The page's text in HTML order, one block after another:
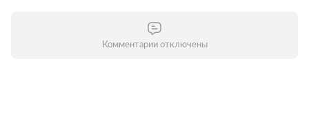
Комментарии отключены